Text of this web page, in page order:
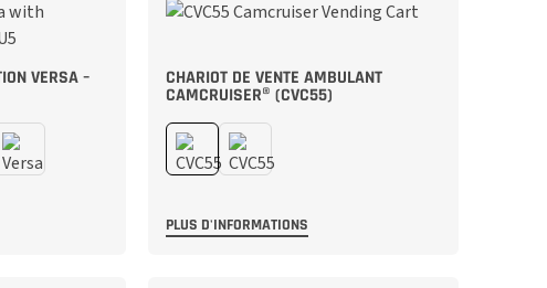
VERSA – CHARIOT DE VENTE AMBULANT
CAMCRUISER® (CVC55)
PLUS D'INFORMATIONS